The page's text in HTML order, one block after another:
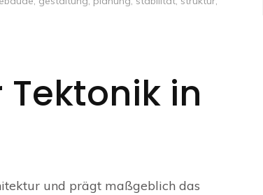
in
und prägt maßgeblich das